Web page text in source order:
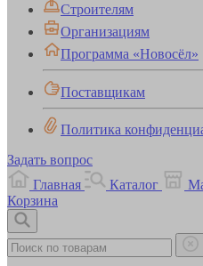
Строителям
Организациям
Программа «Новосёл»
Поставщикам
Политика
Задать вопрос
Главная
Каталог
Корзина